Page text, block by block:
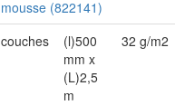
mousse (822141)
couches
(l)500
mm x
(L)2,5
m
32 g/m2